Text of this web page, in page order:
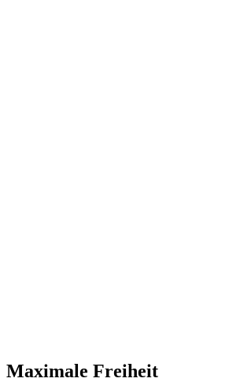
Maximale Freiheit